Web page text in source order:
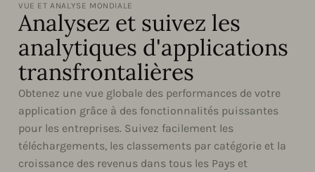
VUE ET ANALYSE MONDIALE
Analysez et suivez les
analytiques d'applications
transfrontalières
Obtenez une vue globale des performances de votre
application grâce à des fonctionnalités puissantes
pour les entreprises. Suivez facilement les
téléchargements, les classements par catégorie et la
croissance des revenus dans tous les Pays et